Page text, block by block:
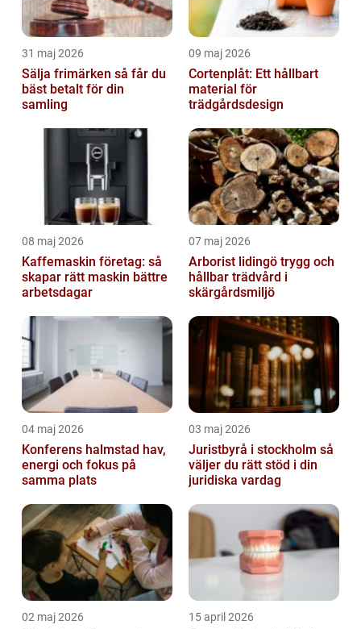
31 maj 2026
Sälja frimärken så får du
bäst betalt för din
samling
09 maj 2026
Cortenplåt: Ett hållbart
material för
trädgårdsdesign
08 maj 2026
Kaffemaskin företag: så
skapar rätt maskin bättre
arbetsdagar
07 maj 2026
Arborist lidingö trygg och
hållbar trädvård i
skärgårdsmiljö
04 maj 2026
Konferens halmstad hav,
energi och fokus på
samma plats
03 maj 2026
Juristbyrå i stockholm så
väljer du rätt stöd i din
juridiska vardag
02 maj 2026 15 april 2026